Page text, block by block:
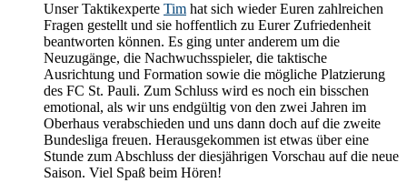
Unser Taktikexperte Tim hat sich wieder Euren zahlreichen
Fragen gestellt und sie hoffentlich zu Eurer Zufriedenheit
beantworten können. Es ging unter anderem um die
Neuzugänge, die Nachwuchsspieler, die taktische
Ausrichtung und Formation sowie die mögliche Platzierung
des FC St. Pauli. Zum Schluss wird es noch ein bisschen
emotional, als wir uns endgültig von den zwei Jahren im
Oberhaus verabschieden und uns dann doch auf die zweite
Bundesliga freuen. Herausgekommen ist etwas über eine
Stunde zum Abschluss der diesjährigen Vorschau auf die neue
Saison. Viel Spaß beim Hören!